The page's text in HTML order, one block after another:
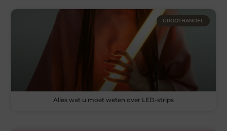
GROOTHANDEL
Alles wat u moet weten over LED-strips